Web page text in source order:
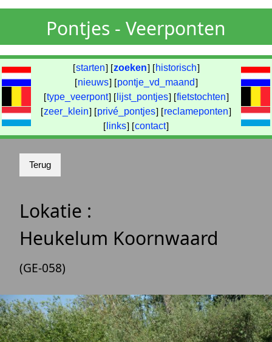
Pontjes - Veerponten
[starten] [zoeken] [ historisch]
[nieuws] [pontje_vd_maand]
[type_veerpont] [ lijst_pontjes] [fietstochten]
[zeer_klein] [privé_pontjes] [reclameponten]
[ links] [contact]
Lokatie :
Heukelum Koornwaard
(GE-058)